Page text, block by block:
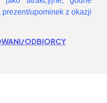
prezent/upominek z okazji
ODBIORCY